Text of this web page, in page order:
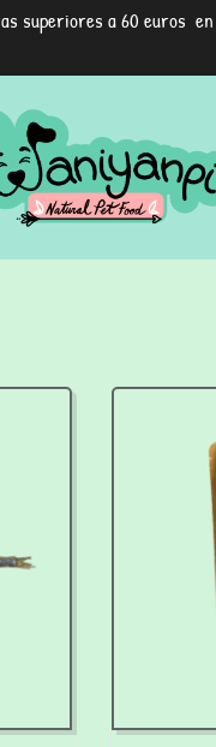
superiores a 60 euros